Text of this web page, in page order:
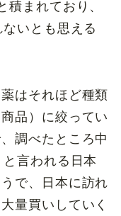
積まれており、
いとも思える
はそれほど種類
品）に絞ってい
調べたところ中
言われる日本
で、日本に訪れ
量買いしていく